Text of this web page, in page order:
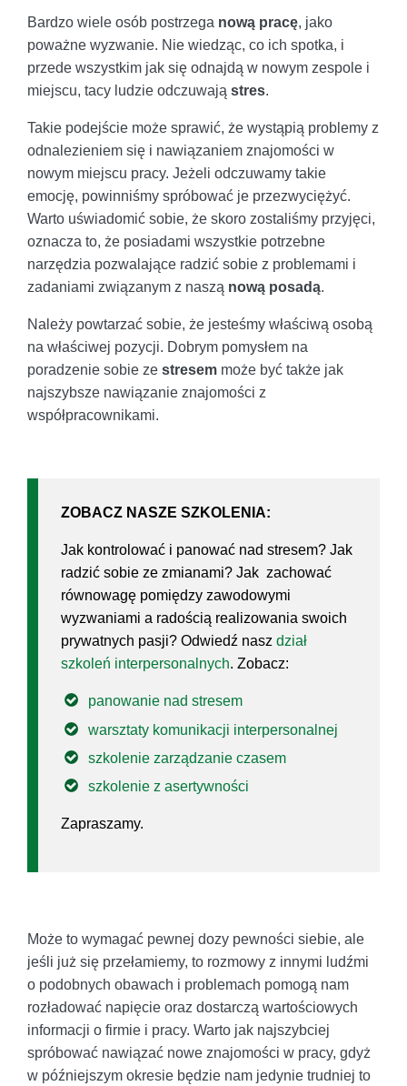
Bardzo wiele osób postrzega nową pracę, jako
poważne wyzwanie. Nie wiedząc, co ich spotka, i
przede wszystkim jak się odnajdą w nowym zespole i
miejscu, tacy ludzie odczuwają stres.
Takie podejście może sprawić, że wystąpią problemy z
odnalezieniem się i nawiązaniem znajomości w
nowym miejscu pracy. Jeżeli odczuwamy takie
emocję, powinniśmy spróbować je przezwyciężyć.
Warto uświadomić sobie, że skoro zostaliśmy przyjęci,
oznacza to, że posiadami wszystkie potrzebne
narzędzia pozwalające radzić sobie z problemami i
zadaniami związanym z naszą nową posadą.
Należy powtarzać sobie, że jesteśmy właściwą osobą
na właściwej pozycji. Dobrym pomysłem na
poradzenie sobie ze stresem może być także jak
najszybsze nawiązanie znajomości z
współpracownikami.
ZOBACZ NASZE SZKOLENIA:
Jak kontrolować i panować nad stresem? Jak
radzić sobie ze zmianami? Jak zachować
równowagę pomiędzy zawodowymi
wyzwaniami a radością realizowania swoich
prywatnych pasji? Odwiedź nasz dział
szkoleń interpersonalnych. Zobacz:
panowanie nad stresem
warsztaty komunikacji interpersonalnej
szkolenie zarządzanie czasem
szkolenie z asertywności
Zapraszamy.
Może to wymagać pewnej dozy pewności siebie, ale
jeśli już się przełamiemy, to rozmowy z innymi ludźmi
o podobnych obawach i problemach pomogą nam
rozładować napięcie oraz dostarczą wartościowych
informacji o firmie i pracy. Warto jak najszybciej
spróbować nawiązać nowe znajomości w pracy, gdyż
w późniejszym okresie będzie nam jedynie trudniej to